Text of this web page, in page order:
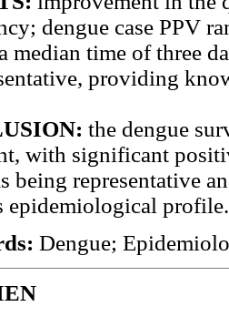
dengue case PPV
median time of three
providing
: the dengue
with significant
being representative
epidemiological profile.
Dengue;